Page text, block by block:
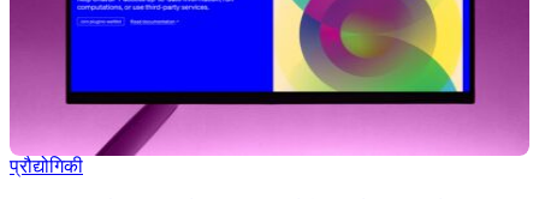
प्रौद्योगिकी